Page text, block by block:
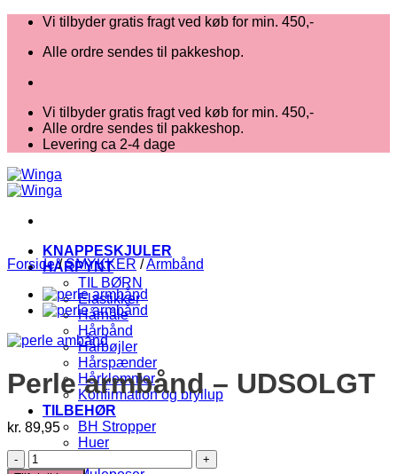
Fortsæt
indhold
Vi tilbyder gratis fragt ved køb for min. 450,-
Alle ordre sendes til pakkeshop.
Vi tilbyder gratis fragt ved køb for min. 450,-
Alle ordre sendes til pakkeshop.
Levering ca 2-4 dage
KNAPPESKJULER
HÅRPYNT
TIL BØRN
Elastikker
Hårnåle
Hårbånd
Hårbøjler
Hårspænder
Hårklemmer
Konfirmation og bryllup
TILBEHØR
BH Stropper
Huer
Forside / SMYKKER /Armbånd
Perle armbånd – UDSOLGT
kr. 89,95
Perle